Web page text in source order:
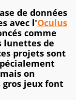
de données
avec l'Oculus
comme
lunettes de
projets sont
on
gros jeux font